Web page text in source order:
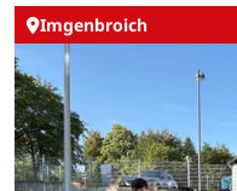
Imgenbroich